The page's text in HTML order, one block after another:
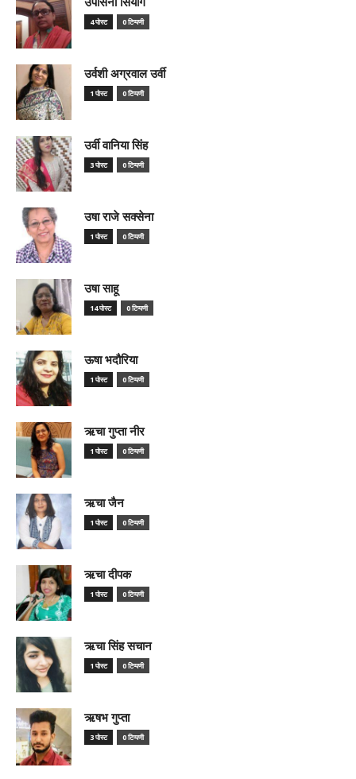
4 पोस्ट 0 टिप्पणी
उर्वशी अग्रवाल उर्वी
1 पोस्ट 0 टिप्पणी
उर्वी वानिया सिंह
3 पोस्ट 0 टिप्पणी
उषा राजे सक्सेना
1 पोस्ट 0 टिप्पणी
उषा साहू
14 पोस्ट 0 टिप्पणी
ऊषा भदौरिया
1 पोस्ट 0 टिप्पणी
ऋचा गुप्ता नीर
1 पोस्ट 0 टिप्पणी
ऋचा जैन
1 पोस्ट 0 टिप्पणी
ऋचा दीपक
1 पोस्ट 0 टिप्पणी
ऋचा सिंह सचान
1 पोस्ट 0 टिप्पणी
ऋषभ गुप्ता
3 पोस्ट 0 टिप्पणी